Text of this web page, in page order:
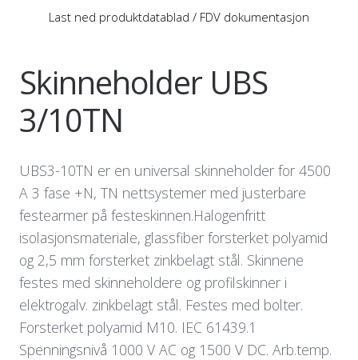
Last ned produktdatablad / FDV dokumentasjon
Skinneholder UBS
3/10TN
UBS3-10TN er en universal skinneholder for 4500
A 3 fase +N, TN nettsystemer med justerbare
festearmer på festeskinnen.Halogenfritt
isolasjonsmateriale, glassfiber forsterket polyamid
og 2,5 mm forsterket zinkbelagt stål. Skinnene
festes med skinneholdere og profilskinner i
elektrogalv. zinkbelagt stål. Festes med bolter.
Forsterket polyamid M10. IEC 61439.1
Spenningsnivå 1000 V AC og 1500 V DC. Arb.temp.